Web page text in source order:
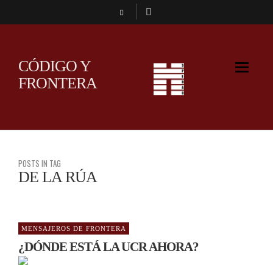
CÓDIGO Y
FRONTERA
POSTS IN TAG
DE LA RÚA
MENSAJEROS DE FRONTERA
¿DÓNDE ESTÁ LA UCR AHORA?